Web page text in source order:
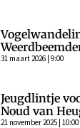
31 maart 2026 | 9:00
Jeugdlintje
Noud van
21 november 2025 | 10:00